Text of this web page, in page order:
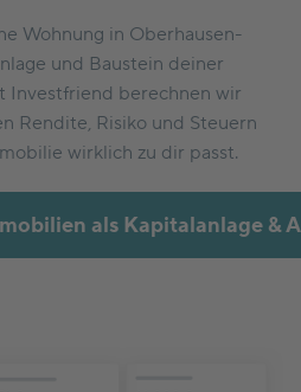
Wohnung in Oberhausen-
und Baustein deiner
Investfriend berechnen wir
Rendite, Risiko und Steuern
wirklich zu dir passt.
als Kapitalanlage &